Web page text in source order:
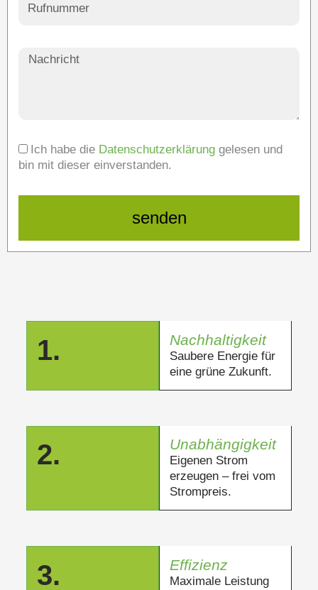
Ich habe die Datenschutzerklärung gelesen und
bin mit dieser einverstanden.
senden
1. Nachhaltigkeit
Saubere Energie für
eine grüne Zukunft.
2. Unabhängigkeit
Eigenen Strom
erzeugen – frei vom
Strompreis.
3. Effizienz
Maximale Leistung